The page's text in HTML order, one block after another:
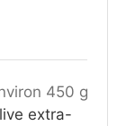
450 g
extra-